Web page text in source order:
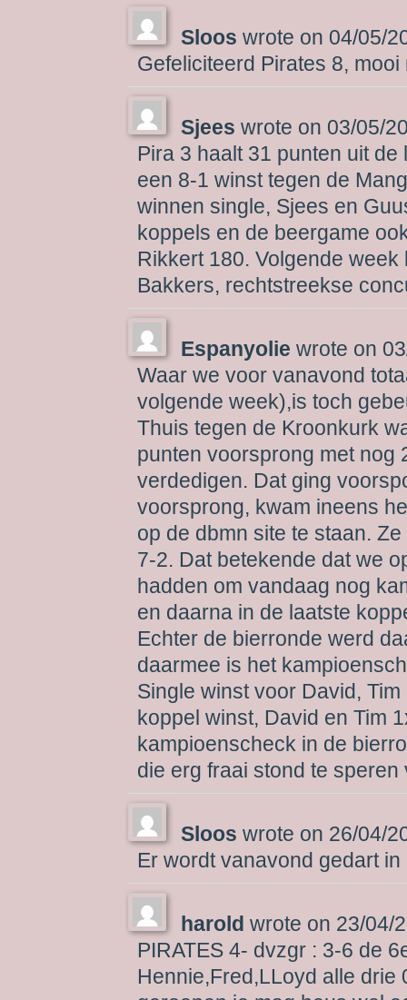
Slooswrote on 04/05/
Gefeliciteerd Pirates 8,
Sjeeswrote on 03/05/
Pira 3 haalt 31 punten uit
een 8-1 winst tegen de
winnen single, Sjees en
koppels en de beergame
Rikkert 180. Volgende
Bakkers, rechtstreekse
Espanyoliewrote on
Waar we voor vanavond
volgende week),is toch
Thuis tegen de Kroonkurk
punten voorsprong met nog
verdedigen. Dat ging
voorsprong, kwam ineens
op de dbmn site te staan.
7-2. Dat betekende dat we
hadden om vandaag nog
en daarna in de laatste
Echter de bierronde werd
daarmee is het
Single winst voor David,
koppel winst, David en Tim
kampioenscheck in de
die erg fraai stond te speren
Slooswrote on 26/04/
Er wordt vanavond gedart
haroldwrote on 23/04/
PIRATES 4- dvzgr : 3-6 de
Hennie,Fred,LLoyd alle drie